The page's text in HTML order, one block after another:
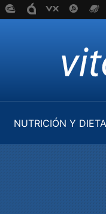
NUTRICIÓN Y